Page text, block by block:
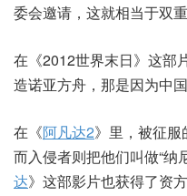
委会邀请，这就相当于双重
在《2012世界末日》这部
造诺亚方舟，那是因为中
在《阿凡达2》里，被征服
而入侵者则把他们叫做“纳
达》这部影片也获得了资方